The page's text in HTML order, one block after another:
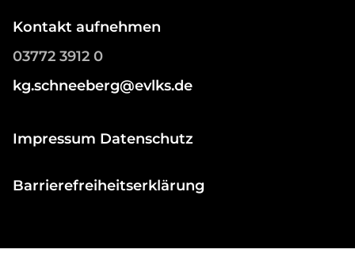
Kontakt aufnehmen
03772 3912 0
kg.schneeberg@evlks.de
Impressum Datenschutz
Barrierefreiheitserklärung